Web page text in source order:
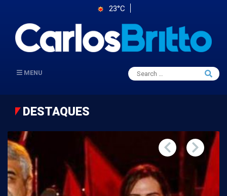
23°C
MENU
Search
for:
Search
DESTAQUES